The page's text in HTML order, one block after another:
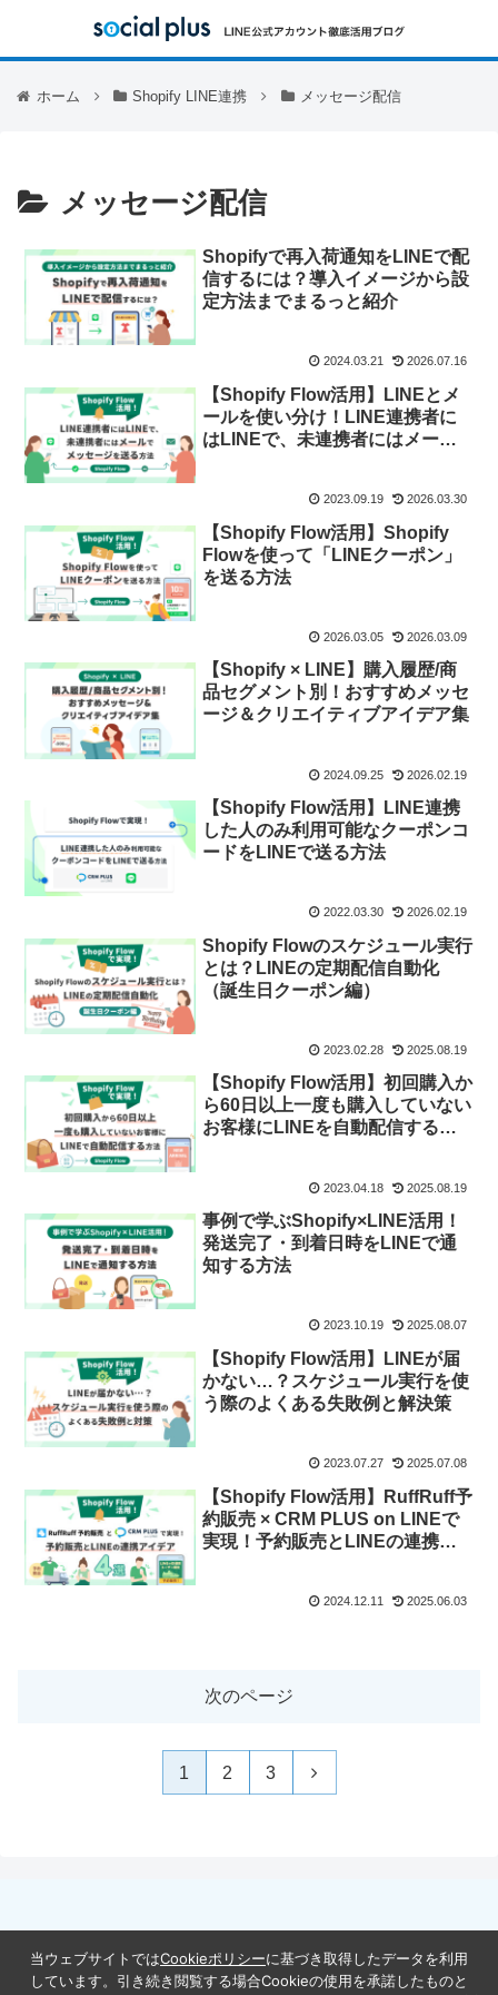
ホーム Shopify LINE連携 メッセージ配信
メッセージ配信
Shopifyで再入荷通知をLINEで配
信するには？導入イメージから設
定方法までまるっと紹介
2024.03.21 2026.07.16
【Shopify Flow活用】LINEとメ
ールを使い分け！LINE連携者に
はLINEで、未連携者にはメール
2023.09.19 2026.03.30
【Shopify Flow活用】Shopify
Flowを使って「LINEクーポン」
を送る方法
2026.03.05 2026.03.09
【Shopify × LINE】購入履歴/商
品セグメント別！おすすめメッセ
ージ＆クリエイティブアイデア集
2024.09.25 2026.02.19
【Shopify Flow活用】LINE連携
した人のみ利用可能なクーポンコ
ードをLINEで送る方法
2022.03.30 2026.02.19
Shopify Flowのスケジュール実行
とは？LINEの定期配信自動化
（誕生日クーポン編）
2023.02.28 2025.08.19
【Shopify Flow活用】初回購入か
ら60日以上一度も購入していない
お客様にLINEを自動配信する方
2023.04.18 2025.08.19
事例で学ぶShopify×LINE活用！
発送完了・到着日時をLINEで通
知する方法
2023.10.19 2025.08.07
【Shopify Flow活用】LINEが届
かない…？スケジュール実行を使
う際のよくある失敗例と解決策
2023.07.27 2025.07.08
【Shopify Flow活用】RuffRuff予
約販売 × CRM PLUS on LINEで
実現！予約販売とLINEの連携ア
2024.12.11 2025.06.03
次のページ
1 2 3 次
Cookieポリシー
オンラインプライバシー通知
当ウェブサイトではCookieポリシーに基づき取得したデータを利用
しています。引き続き閲覧する場合Cookieの使用を承諾したものと